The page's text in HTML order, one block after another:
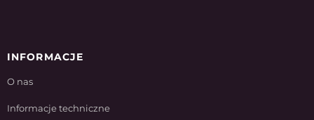
INFORMACJE
O nas
Informacje techniczne